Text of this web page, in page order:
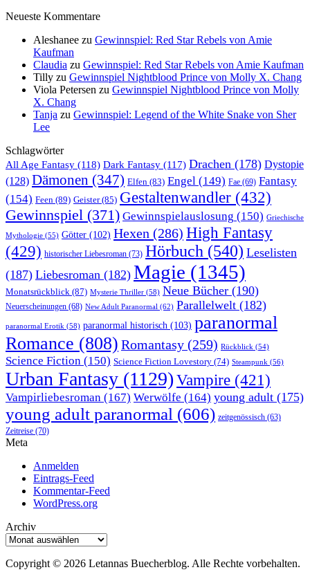
Neueste Kommentare
Aleshanee zu Gewinnspiel: Red Star Rebels von Amie
Kaufman
Claudia zu Gewinnspiel: Red Star Rebels von Amie Kaufman
Tilly zu Gewinnspiel Nightblood Prince von Molly X. Chang
Viola Petersen zu Gewinnspiel Nightblood Prince von Molly
X. Chang
Tanja zu Gewinnspiel: Legend of the White Snake von Sher
Lee
Schlagwörter
All Age Fantasy (118) Dark Fantasy (117) Drachen (178) Dystopie
(128) Dämonen (347) Elfen (83) Engel (149) Fae (69) Fantasy
(154) Feen (89) Geister(85) Gestaltenwandler (432)
Gewinnspiel (371) Gewinnspielauslosung (150) Griechische
Mythologie (55) Götter (102) Hexen (286) High Fantasy
(429) historischer Liebesroman (73) Hörbuch (540) Leselisten
(187) Liebesroman (182) Magie (1345)
Monatsrückblick (87) Mysterie Thriller (58) Neue Bücher (190)
Neuerscheinungen (68) New Adult Paranormal (62) Parallelwelt (182)
paranormal Erotik (58) paranormal historisch (103) paranormal
Romance (808) Romantasy (259) Rückblick (54)
Science Fiction (150) Science Fiction Lovestory (74) Steampunk (56)
Urban Fantasy (1129) Vampire (421)
Vampirliebesroman (167) Werwölfe (164) young adult (175)
young adult paranormal (606) zeitgenössisch (63)
Zeitreise (70)
Meta
Anmelden
Eintrags-Feed
Kommentar-Feed
WordPress.org
Archiv
Archiv
Copyright © 2026 Letannas Buecherblog. Alle Rechte vorbehalten.